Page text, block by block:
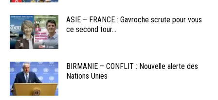
ASIE – FRANCE : Gavroche scrute pour vous
ce second tour...
BIRMANIE – CONFLIT : Nouvelle alerte des
Nations Unies